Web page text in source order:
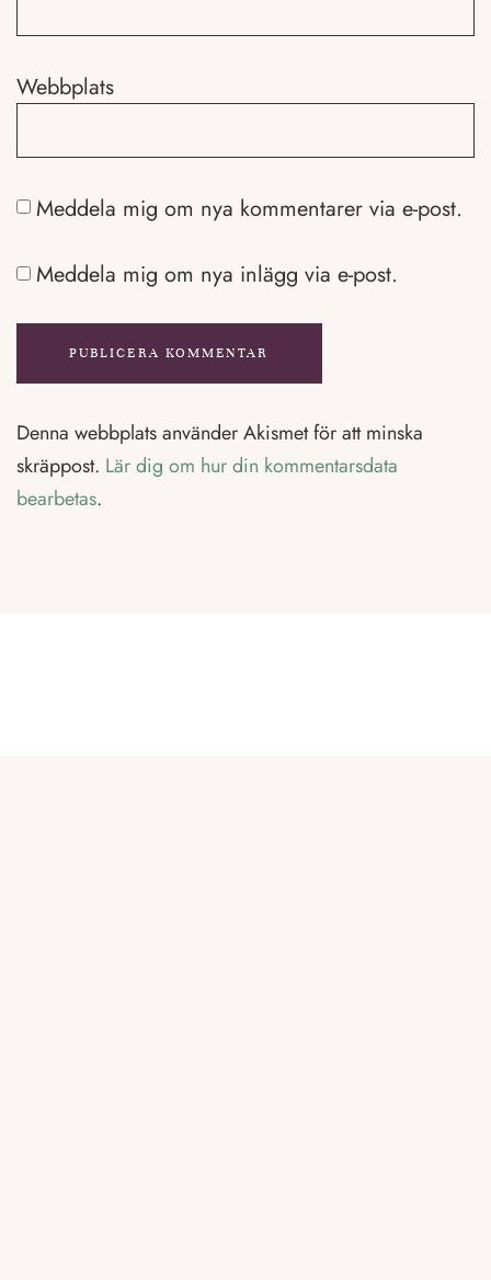
Webbplats
Meddela mig om nya kommentarer via e-post.
Meddela mig om nya inlägg via e-post.
Denna webbplats använder Akismet för att minska
skräppost. Lär dig om hur din kommentarsdata
bearbetas.